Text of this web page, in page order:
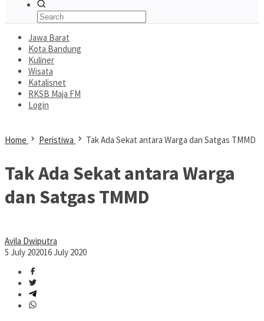
Jawa Barat
Kota Bandung
Kuliner
Wisata
Katalisnet
RKSB Maja FM
Login
Home Peristiwa Tak Ada Sekat antara Warga dan Satgas TMMD
Tak Ada Sekat antara Warga
dan Satgas TMMD
Avila Dwiputra
5 July 202016 July 2020